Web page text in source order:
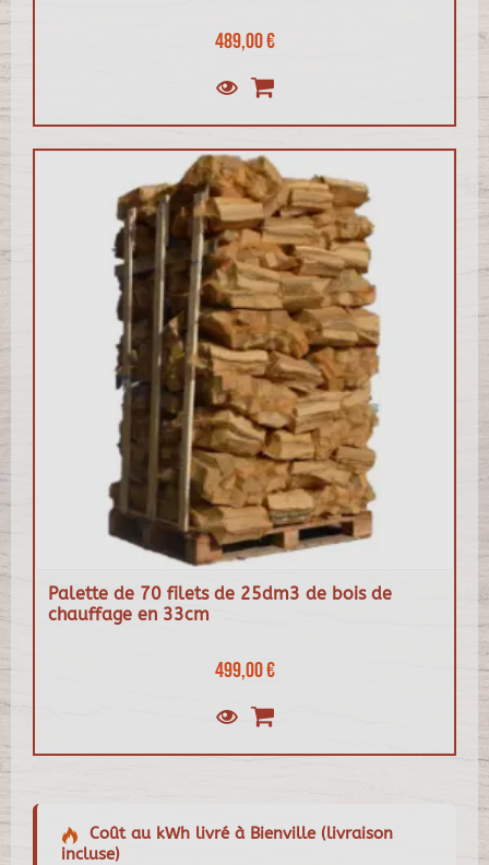
489,00 €
Palette de 70 filets de 25dm3 de bois de
chauffage en 33cm
499,00 €
Coût au kWh livré à Bienville (livraison
incluse)